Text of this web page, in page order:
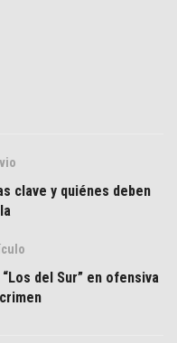
clave y quiénes deben
del Sur” en ofensiva